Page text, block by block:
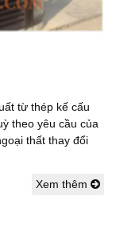
từ thép kế cấu
theo yêu cầu của
thất thay đổi
Xem thêm